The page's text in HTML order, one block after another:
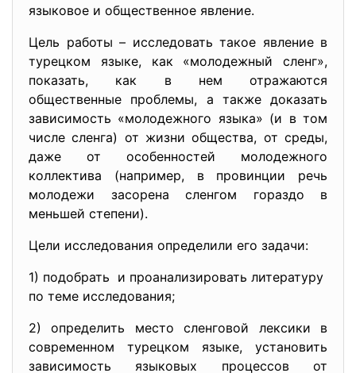
языковое и общественное явление.
Цель работы – исследовать такое явление в
турецком языке, как «молодежный сленг»,
показать, как в нем отражаются
общественные проблемы, а также доказать
зависимость «молодежного языка» (и в том
числе сленга) от жизни общества, от среды,
даже от особенностей молодежного
коллектива (например, в провинции речь
молодежи засорена сленгом гораздо в
меньшей степени).
Цели исследования определили его задачи:
1) подобрать и проанализировать литературу
по теме исследования;
2) определить место сленговой лексики в
современном турецком языке, установить
зависимость языковых процессов от